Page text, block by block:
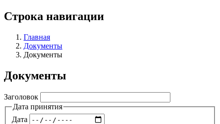
Строка навигации
Главная
Документы
Документы
Документы
Заголовок
Дата принятия
Дата